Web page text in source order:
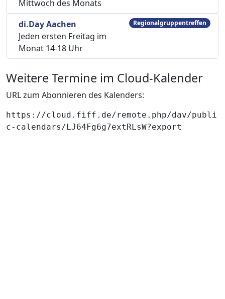
Mittwoch des Monats
di.Day Aachen
Jeden ersten Freitag im
Monat 14-18 Uhr
Regionalgruppentreffen
Weitere Termine im Cloud-Kalender
URL zum Abonnieren des Kalenders:
https://cloud.fiff.de/remote.php/dav/publi
c-calendars/LJ64Fg6g7extRLsW?export